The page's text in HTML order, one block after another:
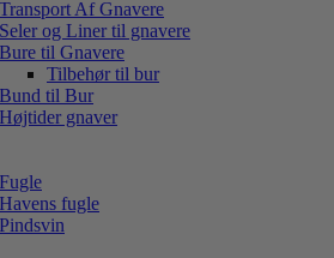
Transport Af Gnavere
Seler og Liner til gnavere
Bure til Gnavere
Tilbehør til bur
Bund til Bur
Højtider gnaver
Fugle
Havens fugle
Pindsvin